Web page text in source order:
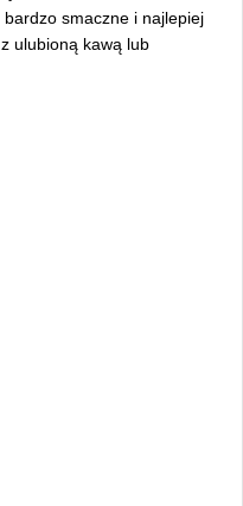
smaczne i najlepiej
ulubioną kawą lub